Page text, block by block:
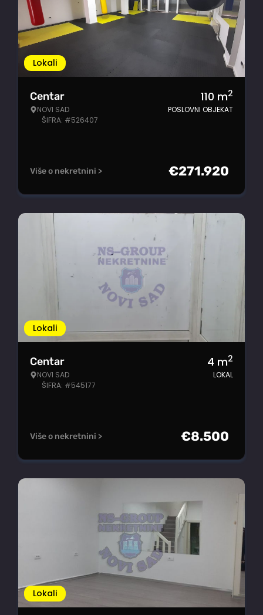
Lokali
Centar
NOVI SAD
ŠIFRA: #526407
110 m2
POSLOVNI OBJEKAT
Više o nekretnini > €271.920
Lokali
Centar
NOVI SAD
ŠIFRA: #545177
4 m2
LOKAL
Više o nekretnini > €8.500
Lokali